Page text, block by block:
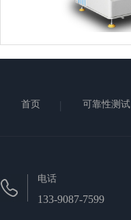
首页 可靠性测试
电话
133-9087-7599